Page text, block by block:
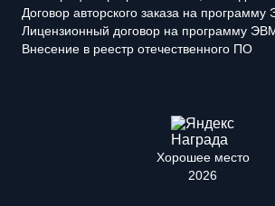
Договор авторского заказа на
Лицензионный договор на программу
Внесение в реестр отечественного ПО
Хорошее место
2026